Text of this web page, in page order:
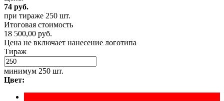
74 руб.
при тираже 250 шт.
Итоговая стоимость
18 500,00 руб.
Цена не включает нанесение логотипа
Тираж
минимум 250 шт.
Цвет: